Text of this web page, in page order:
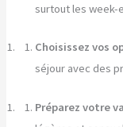
surtout les week-
Choisissez vos
séjour avec des
Préparez votre